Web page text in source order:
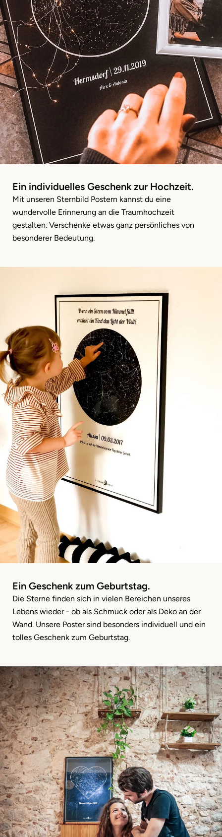
Ein individuelles Geschenk zur Hochzeit.
Mit unseren Sternbild Postern kannst du eine
wundervolle Erinnerung an die Traumhochzeit
gestalten. Verschenke etwas ganz persönliches von
besonderer Bedeutung.
Ein Geschenk zum Geburtstag.
Die Sterne finden sich in vielen Bereichen unseres
Lebens wieder - ob als Schmuck oder als Deko an der
Wand. Unsere Poster sind besonders individuell und ein
tolles Geschenk zum Geburtstag.